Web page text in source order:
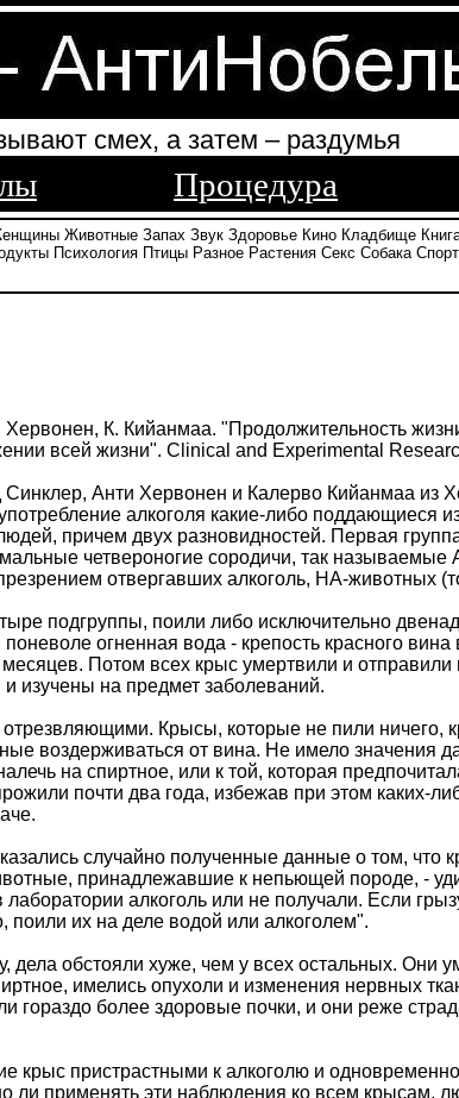
смех, а затем – раздумья
Процедура
Животные Запах Звук Здоровье Кино Кладбище
Психология Птицы Разное Растения Секс Собака Спорт
К. Кийанмаа. "Продолжительность
всей жизни". Clinical and Experimental
Анти Хервонен и Калерво Кийанмаа из
алкоголя какие-либо поддающиеся
причем двух разновидностей. Первая
четвероногие сородичи, так называемые
отвергавших алкоголь, НА-животных
подгруппы, поили либо исключительно
огненная вода - крепость красного
Потом всех крыс умертвили и
изучены на предмет заболеваний.
отрезвляющими. Крысы, которые не пили ничего,
воздерживаться от вина. Не имело значения
на спиртное, или к той, которая
почти два года, избежав при этом каких-
случайно полученные данные о том, что
принадлежавшие к непьющей породе, -
алкоголь или не получали. Если
их на деле водой или алкоголем".
дела обстояли хуже, чем у всех остальных. Они
имелись опухоли и изменения нервных
более здоровые почки, и они реже
крыс пристрастными к алкоголю и
применять эти наблюдения ко всем крысам,